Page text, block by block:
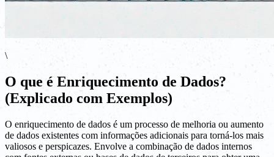
\
O que é Enriquecimento de Dados?
(Explicado com Exemplos)
O enriquecimento de dados é um processo de melhoria ou aumento
de dados existentes com informações adicionais para torná-los mais
valiosos e perspicazes. Envolve a combinação de dados internos